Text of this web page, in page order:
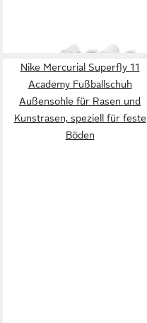
und für feste Böden
Nike Mercurial Superfly 11
Academy Fußballschuh
Außensohle für Rasen und
Kunstrasen, speziell für feste
Böden